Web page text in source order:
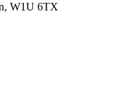
W1U 6TX